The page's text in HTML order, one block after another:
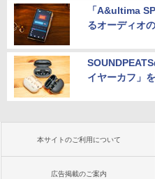
「A&ultima
るオーディオ
イヤーカフ」
本サイトのご利用について
広告掲載のご案内